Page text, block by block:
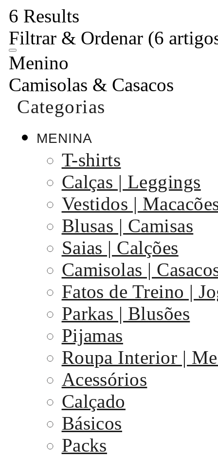
6 Results
Filtrar & Ordenar (6
Menino
Camisolas & Casacos
Categorias
MENINA
T-shirts
Calças | Leggings
Vestidos |
Blusas | Camisas
Saias | Calções
Camisolas |
Fatos de Treino |
Parkas | Blusões
Pijamas
Roupa Interior |
Acessórios
Calçado
Básicos
Packs